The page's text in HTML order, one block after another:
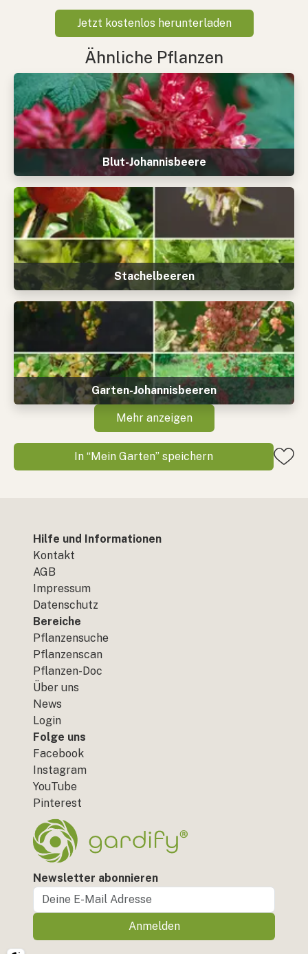
Jetzt kostenlos herunterladen
Ähnliche Pflanzen
Blut-Johannisbeere
Stachelbeeren
Garten-Johannisbeeren
Mehr anzeigen
In “Mein Garten” speichern
Hilfe und Informationen
Kontakt
AGB
Impressum
Datenschutz
Bereiche
Pflanzensuche
Pflanzenscan
Pflanzen-Doc
Über uns
News
Login
Folge uns
Facebook
Instagram
YouTube
Pinterest
Newsletter abonnieren
Anmelden